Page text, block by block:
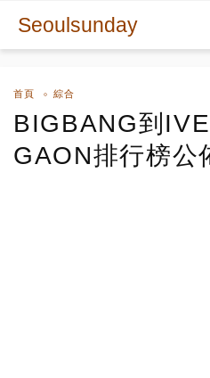
Seoulsunday
首頁 綜合
BIGBANG到
GAON排行榜公